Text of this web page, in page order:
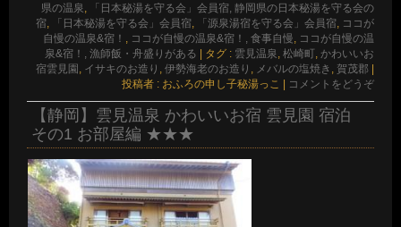
県の温泉
「日本秘湯を守る会」会員宿, 静岡県の日本秘湯を守る会の
宿
「日本秘湯を守る会」会員宿 「源泉湯宿を守る会」会員宿 ココが
自慢の温泉&宿！
ココが自慢の温泉&宿！, 食事自慢
ココが自慢の温
泉&宿！, 漁師飯・舟盛りがある | タグ : 雲見温泉 松崎町 かわいいお
宿雲見園 イサキのお造り 伊勢海老のお造り メバルの塩焼き 賀茂郡 |
投稿者 : おふろの申し子秘湯っこ | コメントをどうぞ
【静岡】雲見温泉 かわいいお宿 雲見園 宿泊
その1 お部屋編 ★★★